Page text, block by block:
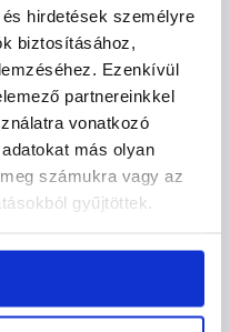
hirdetések személyre
biztosításához,
Ezenkívül
partnereinkkel
vonatkozó
más olyan
számukra vagy az
gyűjtöttek.
révén kiváló
akikkel most
dolgozni.
, hogy több
eddig bárki.🤑
digitális
a
tudunk lenni az